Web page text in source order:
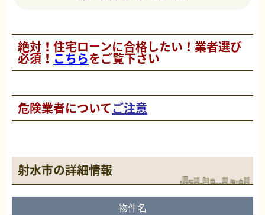
絶対！住宅ローンに合格したい！ 業者選び
必須！ こちらをご覧下さい
危険業者についてご注意
射水市の詳細情報
物件名